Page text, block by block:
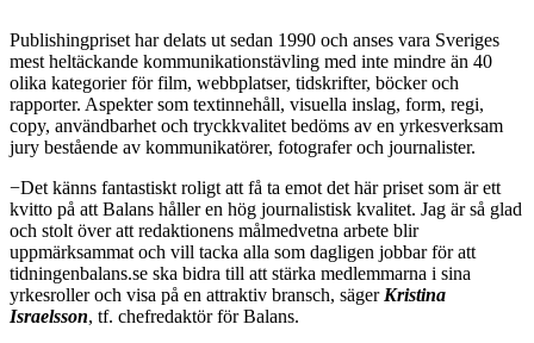
Publishingpriset har delats ut sedan 1990 och anses vara Sveriges
mest heltäckande kommunikationstävling med inte mindre än 40
olika kategorier för film, webbplatser, tidskrifter, böcker och
rapporter. Aspekter som textinnehåll, visuella inslag, form, regi,
copy, användbarhet och tryckkvalitet bedöms av en yrkesverksam
jury bestående av kommunikatörer, fotografer och journalister.
−Det känns fantastiskt roligt att få ta emot det här priset som är ett
kvitto på att Balans håller en hög journalistisk kvalitet. Jag är så glad
och stolt över att redaktionens målmedvetna arbete blir
uppmärksammat och vill tacka alla som dagligen jobbar för att
tidningenbalans.se ska bidra till att stärka medlemmarna i sina
yrkesroller och visa på en attraktiv bransch, säger Kristina
Israelsson, tf. chefredaktör för Balans.